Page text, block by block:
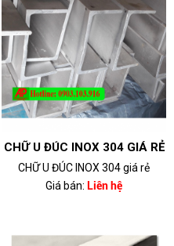
CHỮ U ĐÚC INOX 304 GIÁ RẺ
CHỮ U ĐÚC INOX 304 giá rẻ
Giá bán: Liên hệ